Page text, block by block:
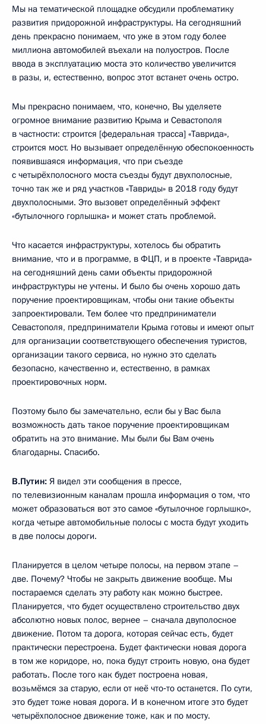
Мы на тематической площадке обсудили проблематику
развития придорожной инфраструктуры. На сегодняшний
день прекрасно понимаем, что уже в этом году более
миллиона автомобилей въехали на полуостров. После
ввода в эксплуатацию моста это количество увеличится
в разы, и, естественно, вопрос этот встанет очень остро.
Мы прекрасно понимаем, что, конечно, Вы уделяете
огромное внимание развитию Крыма и Севастополя
в частности: строится [федеральная трасса] «Таврида»,
строится мост. Но вызывает определённую обеспокоенность
появившаяся информация, что при съезде
с четырёхполосного моста съезды будут двухполосные,
точно так же и ряд участков «Тавриды» в 2018 году будут
двухполосными. Это вызовет определённый эффект
«бутылочного горлышка» и может стать проблемой.
Что касается инфраструктуры, хотелось бы обратить
внимание, что и в программе, в ФЦП, и в проекте «Таврида»
на сегодняшний день сами объекты придорожной
инфраструктуры не учтены. И было бы очень хорошо дать
поручение проектировщикам, чтобы они такие объекты
запроектировали. Тем более что предприниматели
Севастополя, предприниматели Крыма готовы и имеют опыт
для организации соответствующего обеспечения туристов,
организации такого сервиса, но нужно это сделать
безопасно, качественно и, естественно, в рамках
проектировочных норм.
Поэтому было бы замечательно, если бы у Вас была
возможность дать такое поручение проектировщикам
обратить на это внимание. Мы были бы Вам очень
благодарны. Спасибо.
В.Путин: Я видел эти сообщения в прессе,
по телевизионным каналам прошла информация о том, что
может образоваться вот это самое «бутылочное горлышко»,
когда четыре автомобильные полосы с моста будут уходить
в две полосы дороги.
Планируется в целом четыре полосы, на первом этапе –
две. Почему? Чтобы не закрыть движение вообще. Мы
постараемся сделать эту работу как можно быстрее.
Планируется, что будет осуществлено строительство двух
абсолютно новых полос, вернее – сначала двуполосное
движение. Потом та дорога, которая сейчас есть, будет
практически перестроена. Будет фактически новая дорога
в том же коридоре, но, пока будут строить новую, она будет
работать. После того как будет построена новая,
возьмёмся за старую, если от неё что‑то останется. По сути,
это будет тоже новая дорога. И в конечном итоге это будет
четырёхполосное движение тоже, как и по мосту.